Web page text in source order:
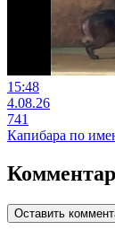
15:48
4.08.26
741
Капибара по
Оставить